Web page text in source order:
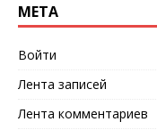
МЕТА
Войти
Лента записей
Лента комментариев